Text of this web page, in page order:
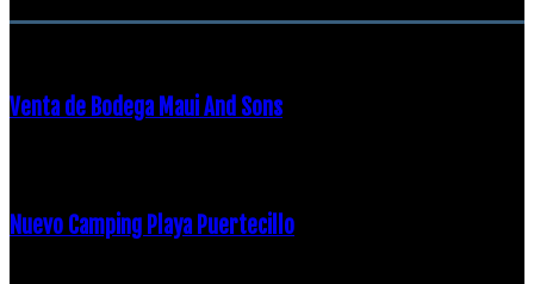
Venta de Bodega Maui And Sons
Nuevo Camping Playa Puertecillo